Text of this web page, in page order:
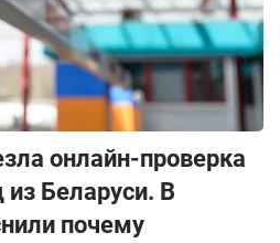
онлайн-проверка
Беларуси. В
почему